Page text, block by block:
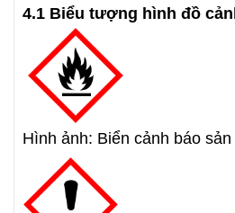
4.1 Biểu tượng hình đồ
Hình ảnh: Biển cảnh báo